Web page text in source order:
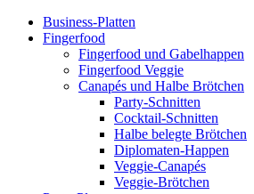
Business-Platten
Fingerfood
Fingerfood und Gabelhappen
Fingerfood Veggie
Canapés und Halbe Brötchen
Party-Schnitten
Cocktail-Schnitten
Halbe belegte Brötchen
Diplomaten-Happen
Veggie-Canapés
Veggie-Brötchen